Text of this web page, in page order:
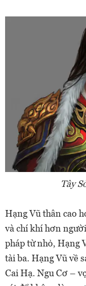
Tây
Hạng Vũ thân cao
và chí khí hơn
pháp từ nhỏ, Hạng
tài ba. Hạng Vũ về
Cai Hạ. Ngu Cơ –